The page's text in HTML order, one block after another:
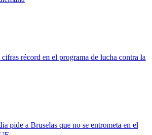
récord en el programa de lucha contra la
pide a Bruselas que no se entrometa en el